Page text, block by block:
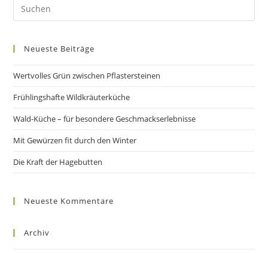
Neueste Beiträge
Wertvolles Grün zwischen Pflastersteinen
Frühlingshafte Wildkräuterküche
Wald-Küche – für besondere Geschmackserlebnisse
Mit Gewürzen fit durch den Winter
Die Kraft der Hagebutten
Neueste Kommentare
Archiv